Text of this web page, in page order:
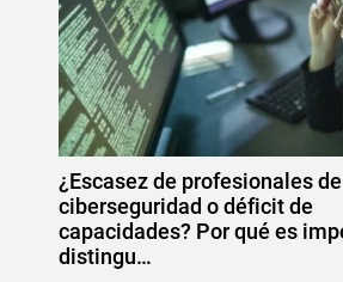
¿Escasez de profesionales de
ciberseguridad o déficit de
capacidades? Por qué es
distingu…